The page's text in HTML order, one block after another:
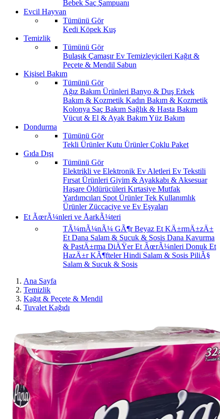
Bebek Saç Şampuanı
Evcil Hayvan
Tümünü Gör
Kedi Köpek Kuş
Temizlik
Tümünü Gör
Bulaşık ÇamaşırEv Temizleyicileri Kağıt &
Peçete & Mendil Sabun
Kişisel Bakım
Tümünü Gör
Ağız Bakım Ürünleri Banyo & Duş Erkek
Bakım & Kozmetik Kadın Bakım & Kozmetik
Kolonya Saç Bakım Sağlık & Hasta Bakım
Vücut & El & Ayak BakımYüz Bakım
Dondurma
Tümünü Gör
Tekli ÜrünlerKutu ÜrünlerÇoklu Paket
Gıda Dışı
Tümünü Gör
Elektrikli ve Elektronik Ev Aletleri Ev Tekstili
Fırsat Ürünleri Giyim & Ayakkabı & Aksesuar
Haşare Öldürücüleri Kırtasiye Mutfak
Yardımcıları Spot ÜrünlerTek Kullanımlık
Ürünler Züccaciye ve Ev Eşyaları
Et ÃœrÃ¼nleri ve ÅarkÃ¼teri
TÃ¼mÃ¼nÃ¼ GÃ¶rBeyaz Et KÄ±rmÄ±zÄ±
Et Dana Salam & Sucuk & Sosis Dana Kavurma
& PastÄ±rma DiÄŸer Et ÃœrÃ¼nleri Donuk Et
HazÄ±r KÃ¶ftelerHindi Salam & Sosis PiliÃ§
Salam & Sucuk & Sosis
Ana Sayfa
Temizlik
Kağıt & Peçete & Mendil
Tuvalet Kağıdı